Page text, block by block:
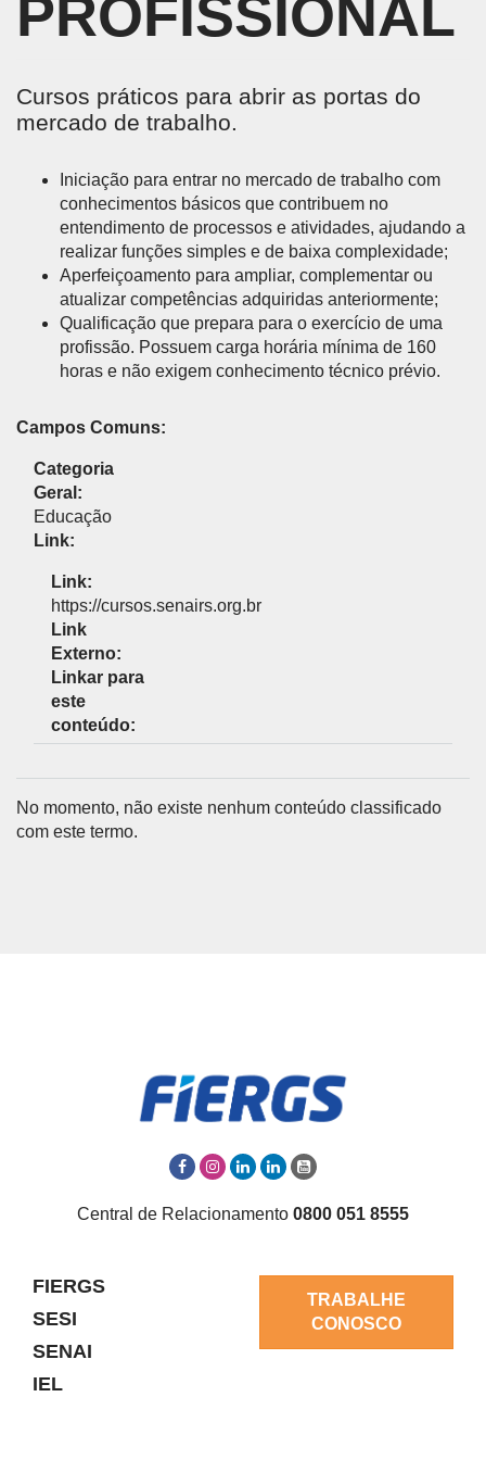
PROFISSIONAL
Cursos práticos para abrir as portas do
mercado de trabalho.
Iniciação para entrar no mercado de trabalho com
conhecimentos básicos que contribuem no
entendimento de processos e atividades, ajudando a
realizar funções simples e de baixa complexidade;
Aperfeiçoamento para ampliar, complementar ou
atualizar competências adquiridas anteriormente;
Qualificação que prepara para o exercício de uma
profissão. Possuem carga horária mínima de 160
horas e não exigem conhecimento técnico prévio.
Campos Comuns:
Categoria
Geral:
Educação
Link:
Link:
https://cursos.senairs.org.br
Link
Externo:
Linkar para
este
conteúdo:
No momento, não existe nenhum conteúdo classificado
com este termo.
Central de Relacionamento 0800 051 8555
FIERGS
SESI
SENAI
IEL
TRABALHE
CONOSCO